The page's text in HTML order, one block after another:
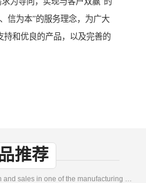
信为本”的服务理念，为广大
持和优良的产品，以及完善的
推荐